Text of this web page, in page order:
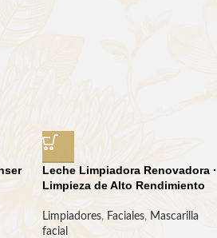
Leche Limpiadora Renovadora ·
Limpieza de Alto Rendimiento
Limpiadores, Faciales, Mascarilla
facial